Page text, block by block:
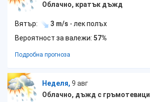
Облачно, кратък дъжд
Вятър: 3 m/s - лек полъх
Вероятност за валежи: 57%
Подробна прогноза
Неделя, 9 авг
Облачно, дъжд с гръмотевици